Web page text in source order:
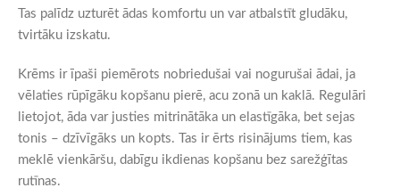
Tas palīdz uzturēt ādas komfortu un var atbalstīt gludāku,
tvirtāku izskatu.
Krēms ir īpaši piemērots nobriedušai vai nogurušai ādai, ja
vēlaties rūpīgāku kopšanu pierē, acu zonā un kaklā. Regulāri
lietojot, āda var justies mitrinātāka un elastīgāka, bet sejas
tonis – dzīvīgāks un kopts. Tas ir ērts risinājums tiem, kas
meklē vienkāršu, dabīgu ikdienas kopšanu bez sarežģītas
rutīnas.